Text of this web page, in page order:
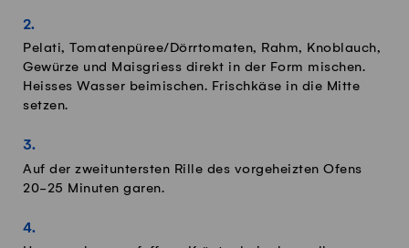
Pelati, Tomatenpüree/Dörrtomaten, Rahm, Knoblauch,
Gewürze und Maisgriess direkt in der Form mischen.
Heisses Wasser beimischen. Frischkäse in die Mitte
setzen.
Auf der zweituntersten Rille des vorgeheizten Ofens
20-25 Minuten garen.